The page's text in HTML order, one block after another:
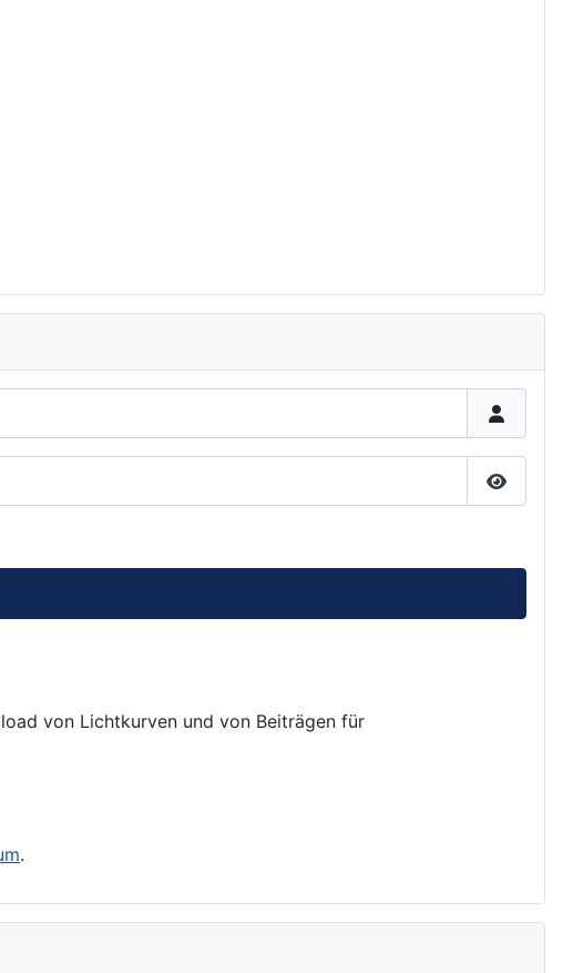
von Lichtkurven und von Beiträgen für
.